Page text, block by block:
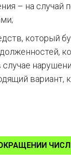
– на
который
вариант,